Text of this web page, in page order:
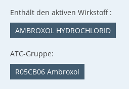
Enthält den aktiven Wirkstoff :
AMBROXOL HYDROCHLORID
ATC-Gruppe:
R05CB06 Ambroxol